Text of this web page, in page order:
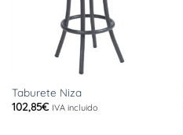
Taburete Niza
102,85€ IVA incluido